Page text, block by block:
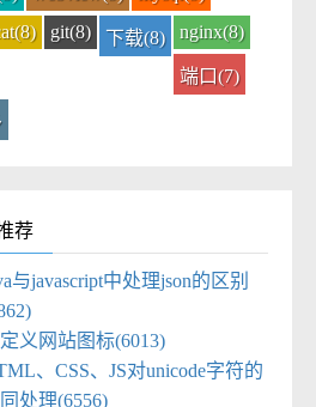
git(8) 下载(8) nginx(8)
端口(7)
荐
与javascript中处理json的区别
义网站图标(6013)
、CSS、JS对unicode字符的
处理(6556)